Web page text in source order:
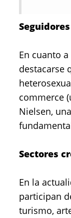
En cuanto
destacarse
commerce
Nielsen,
Sectores
En la
participan
turismo,